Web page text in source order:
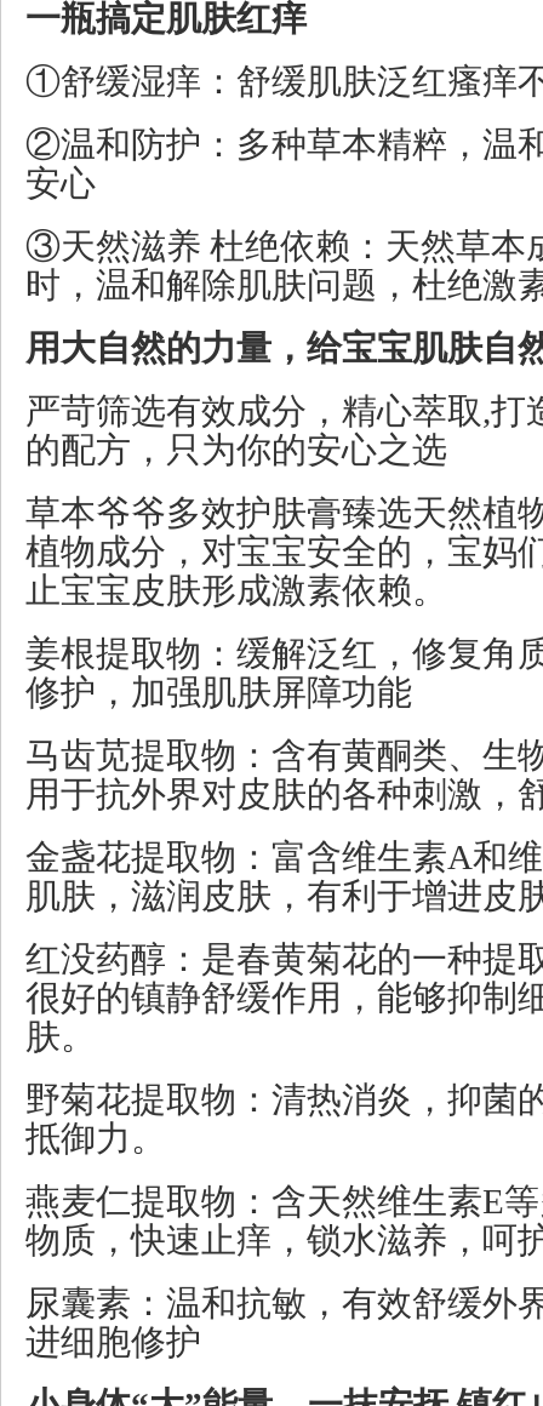
一瓶搞定肌肤红痒
①舒缓湿痒：舒缓肌肤泛红瘙痒
②温和防护：多种草本精粹，温
安心
③天然滋养 杜绝依赖：天然草本
时，温和解除肌肤问题，杜绝激
用大自然的力量，给宝宝肌肤自
严苛筛选有效成分，精心萃取,打
的配方，只为你的安心之选
草本爷爷多效护肤膏臻选天然植
植物成分，对宝宝安全的，宝妈
止宝宝皮肤形成激素依赖。
姜根提取物：缓解泛红，修复角
修护，加强肌肤屏障功能
马齿苋提取物：含有黄酮类、生
用于抗外界对皮肤的各种刺激，
金盏花提取物：富含维生素A和
肌肤，滋润皮肤，有利于增进皮
红没药醇：是春黄菊花的一种提
很好的镇静舒缓作用，能够抑制
肤。
野菊花提取物：清热消炎，抑菌
抵御力。
燕麦仁提取物：含天然维生素E
物质，快速止痒，锁水滋养，呵
尿囊素：温和抗敏，有效舒缓外
进细胞修护